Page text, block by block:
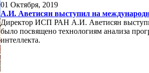
01 Октября, 2019
А.И. Аветисян выступил на
Директор ИСП РАН А.И. Аветисян
было посвящено технологиям анализа
интеллекта.